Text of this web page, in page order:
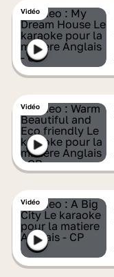
Vidéo
Vidéo
Vidéo